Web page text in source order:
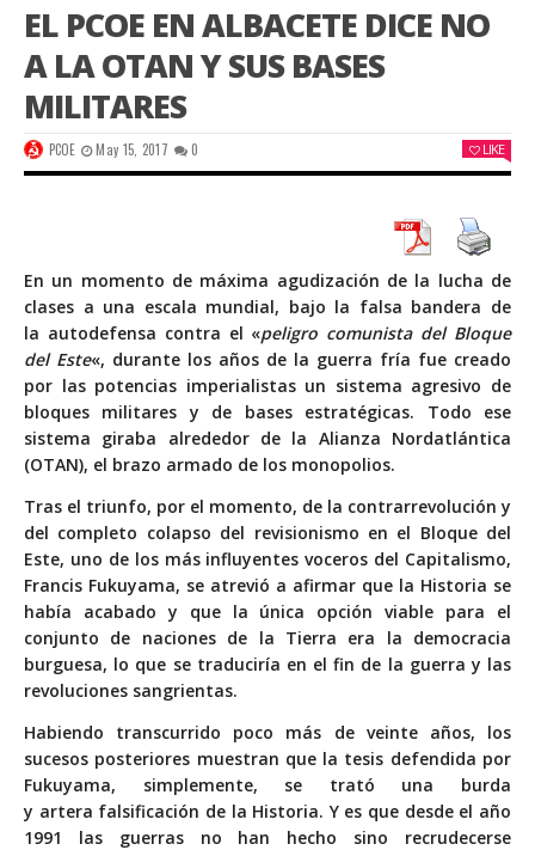
EL PCOE EN ALBACETE DICE NO
A LA OTAN Y SUS BASES
MILITARES
PCOE May 15, 2017 0 LIKE
En un momento de máxima agudización de la lucha de
clases a una escala mundial, bajo la falsa bandera de
la autodefensa contra el «peligro comunista del Bloque
del Este«, durante los años de la guerra fría fue creado
por las potencias imperialistas un sistema agresivo de
bloques militares y de bases estratégicas. Todo ese
sistema giraba alrededor de la Alianza Nordatlántica
(OTAN), el brazo armado de los monopolios.
Tras el triunfo, por el momento, de la contrarrevolución y
del completo colapso del revisionismo en el Bloque del
Este, uno de los más influyentes voceros del Capitalismo,
Francis Fukuyama, se atrevió a afirmar que la Historia se
había acabado y que la única opción viable para el
conjunto de naciones de la Tierra era la democracia
burguesa, lo que se traduciría en el fin de la guerra y las
revoluciones sangrientas.
Habiendo transcurrido poco más de veinte años, los
sucesos posteriores muestran que la tesis defendida por
Fukuyama, simplemente, se trató una burda
y artera falsificación de la Historia. Y es que desde el año
1991 las guerras no han hecho sino recrudecerse